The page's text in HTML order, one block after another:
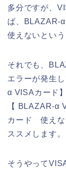
多分ですが、
ば、BLAZAR-
使えないとい
それでも、
エラーが発生
α VISAカード
【 BLAZAR-
カード 使えな
ススメします。
そうやって